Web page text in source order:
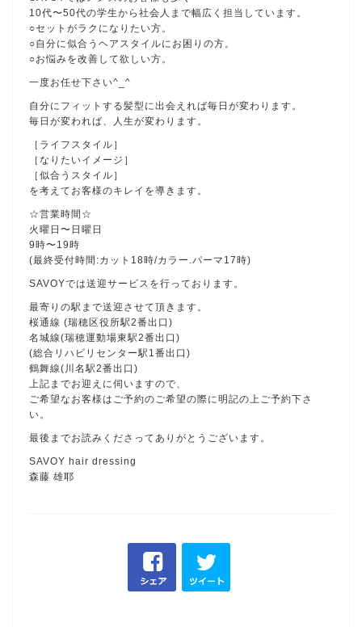
10代〜50代の学生から社会人まで幅広く担当しています。
○セットがラクになりたい方。
○自分に似合うヘアスタイルにお困りの方。
○お悩みを改善して欲しい方。
一度お任せ下さい^_^
自分にフィットする髪型に出会えれば毎日が変わります。
毎日が変われば、人生が変わります。
［ライフスタイル］
［なりたいイメージ］
［似合うスタイル］
を考えてお客様のキレイを導きます。
☆営業時間☆
火曜日〜日曜日
9時〜19時
(最終受付時間:カット18時/カラー.パーマ17時)
SAVOYでは送迎サービスを行っております。
最寄りの駅まで送迎させて頂きます。
桜通線 (瑞穂区役所駅2番出口)
名城線(瑞穂運動場東駅2番出口)
(総合リハビリセンター駅1番出口)
鶴舞線(川名駅2番出口)
上記までお迎えに伺いますので、
ご希望なお客様はご予約のご希望の際に明記の上ご予約下さ
い。
最後までお読みくださってありがとうございます。
SAVOY hair dressing
森藤 雄耶